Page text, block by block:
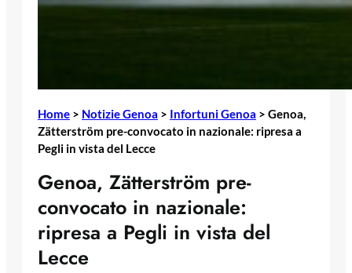
Home > Notizie Genoa > Infortuni Genoa > Genoa,
Zätterström pre-convocato in nazionale: ripresa a
Pegli in vista del Lecce
Genoa, Zätterström pre-
convocato in nazionale:
ripresa a Pegli in vista del
Lecce